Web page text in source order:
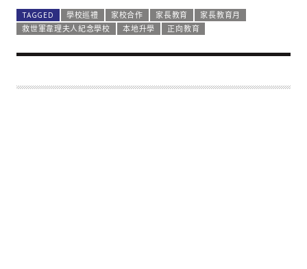
TAGGED 學校巡禮 家校合作 家長教育
家長教育月
救世軍韋理夫人紀念學校
本地升學 正向教育